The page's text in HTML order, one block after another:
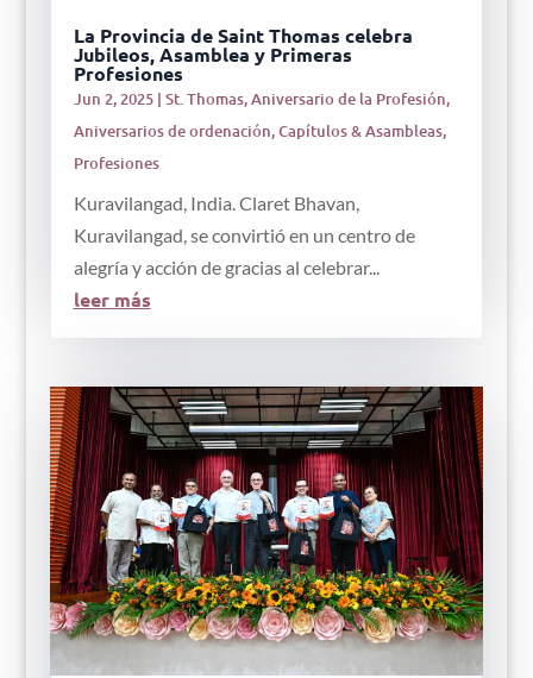
La Provincia de Saint Thomas celebra
Jubileos, Asamblea y Primeras
Profesiones
Jun 2, 2025| St. Thomas,Aniversario de la Profesión,
Aniversarios de ordenación,Capítulos & Asambleas,
Profesiones
Kuravilangad, India. Claret Bhavan,
Kuravilangad, se convirtió en un centro de
alegría y acción de gracias al celebrar...
leer más